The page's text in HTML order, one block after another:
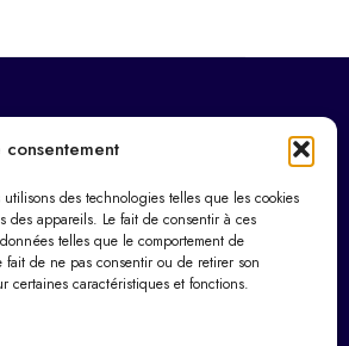
des technologies telles que les cookies
des appareils. Le fait de consentir à ces
telles que le comportement de
de ne pas consentir ou de retirer son
certaines caractéristiques et fonctions.
d’ouverture
– 12h00 / 14h00 – 17h30
samedi : 9h00 – 12h00
: Fermé